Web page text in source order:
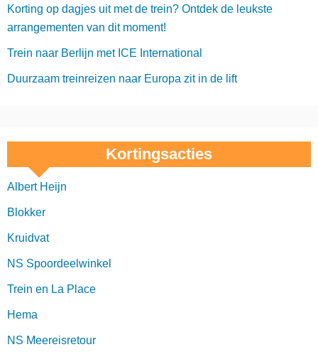
Korting op dagjes uit met de trein? Ontdek de leukste
arrangementen van dit moment!
Trein naar Berlijn met ICE International
Duurzaam treinreizen naar Europa zit in de lift
Kortingsacties
Albert Heijn
Blokker
Kruidvat
NS Spoordeelwinkel
Trein en La Place
Hema
NS Meereisretour